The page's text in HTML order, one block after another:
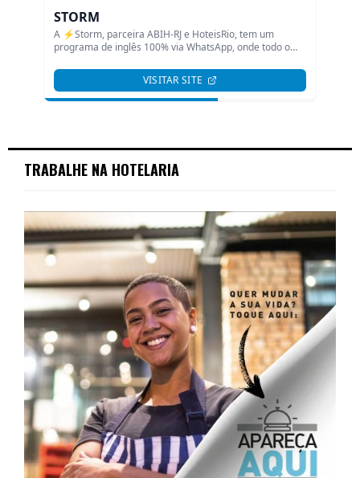
TRABALHE NA HOTELARIA